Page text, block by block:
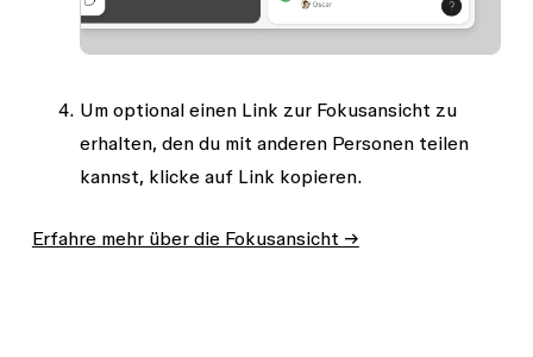
Um optional einen Link zur Fokusansicht zu
erhalten, den du mit anderen Personen teilen
kannst, klicke auf Link kopieren.
Erfahre mehr über die Fokusansicht →